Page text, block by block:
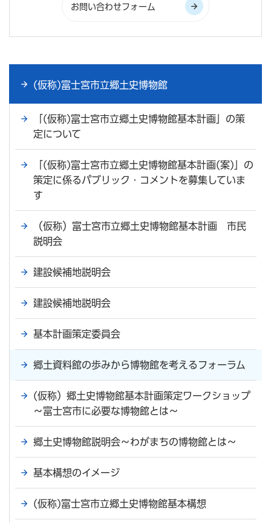
(仮称)富士宮市立郷土史博物館
「(仮称)富士宮市立郷土史博物館基本計画」の策
定について
「(仮称)富士宮市立郷土史博物館基本計画(案)」の
策定に係るパブリック・コメントを募集していま
す
（仮称）富士宮市立郷土史博物館基本計画 市民
説明会
建設候補地説明会
建設候補地説明会
基本計画策定委員会
郷土資料館の歩みから博物館を考えるフォーラム
(仮称）郷土史博物館基本計画策定ワークショップ
～富士宮市に必要な博物館とは～
郷土史博物館説明会～わがまちの博物館とは～
基本構想のイメージ
(仮称)富士宮市立郷土史博物館基本構想